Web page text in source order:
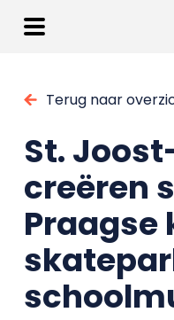
Terug naar
St.
creëren